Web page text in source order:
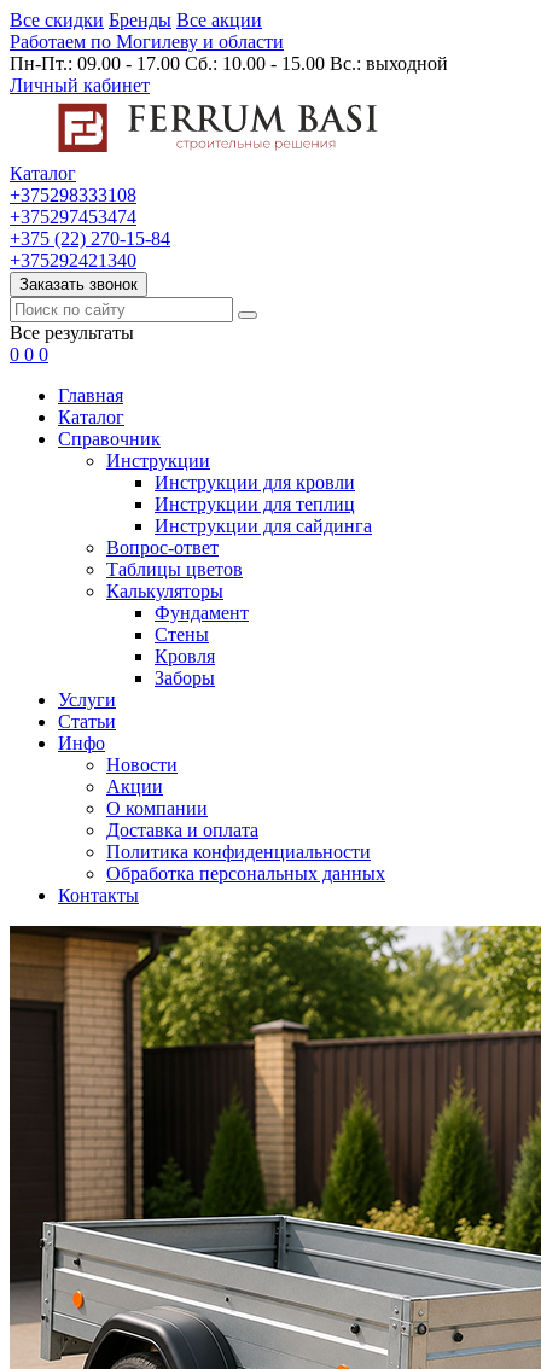
Все скидки Бренды Все акции
Работаем по Могилеву и области
Пн-Пт.: 09.00 - 17.00 Сб.: 10.00 - 15.00 Вс.: выходной
Личный кабинет
Каталог
+375298333108
+375297453474
+375 (22) 270-15-84
+375292421340
Заказать звонок
Все результаты
0 0 0
Главная
Каталог
Cправочник
Инструкции
Инструкции для кровли
Инструкции для теплиц
Инструкции для сайдинга
Вопрос-ответ
Таблицы цветов
Калькуляторы
Фундамент
Стены
Кровля
Заборы
Услуги
Статьи
Инфо
Новости
Акции
О компании
Доставка и оплата
Политика конфиденциальности
Обработка персональных данных
Контакты